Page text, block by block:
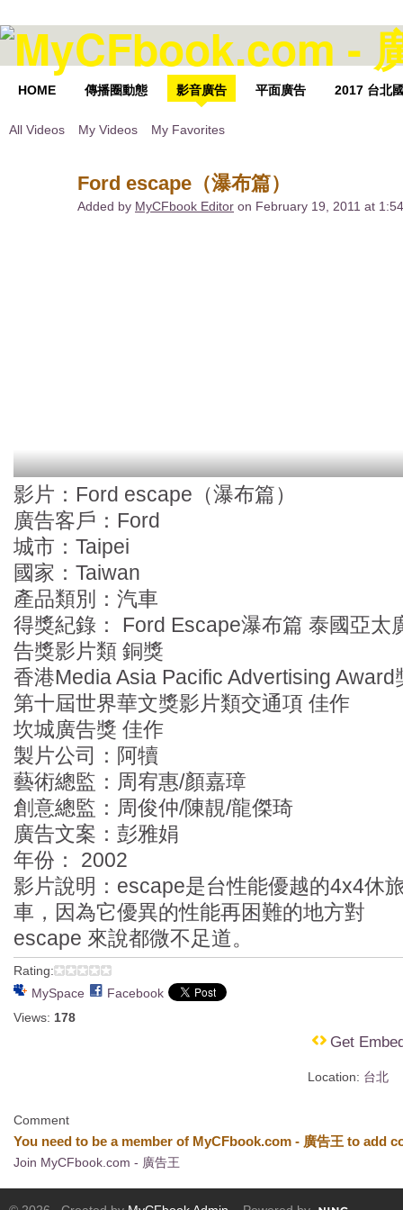
HOME 傳播圈動態 影音廣告 平面廣告 2017 台北
All Videos My Videos My Favorites
Ford escape（瀑布篇）
Added by MyCFbook Editor on February 19, 2011 at
影片：Ford escape（瀑布篇）
廣告客戶：Ford
城市：Taipei
國家：Taiwan
產品類別：汽車
得獎紀錄： Ford Escape瀑布篇 泰國亞太
告獎影片類 銅獎
香港Media Asia Pacific Advertising Award
第十屆世界華文獎影片類交通項 佳作
坎城廣告獎 佳作
製片公司：阿犢
藝術總監：周宥惠/顏嘉璋
創意總監：周俊仲/陳靚/龍傑琦
廣告文案：彭雅娟
年份： 2002
影片說明：escape是台性能優越的4x4休
車，因為它優異的性能再困難的地方對
escape 來說都微不足道。
Rating:
MySpace
Facebook
Views: 178
Get
Location: 台北
Comment
You need to be a member of MyCFbook.com - 廣告王 to add
Join MyCFbook.com - 廣告王